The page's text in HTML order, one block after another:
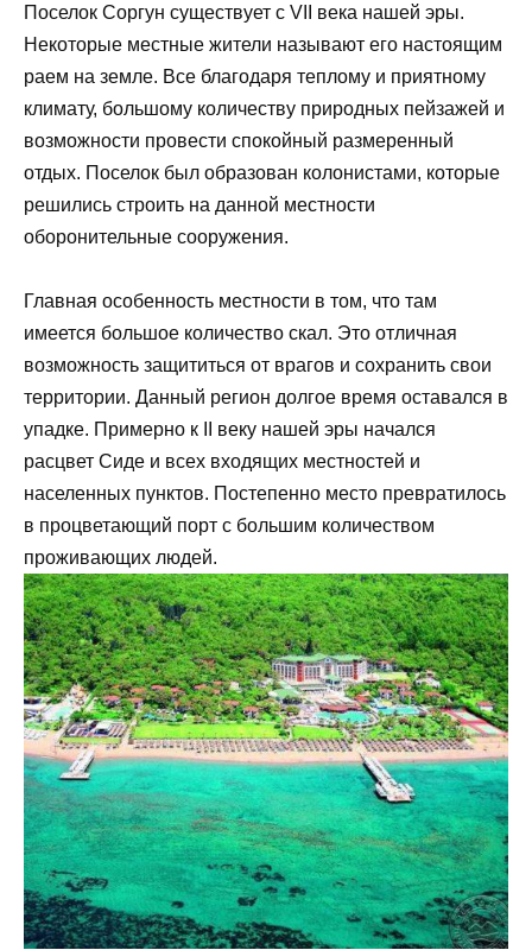
Поселок Соргун существует с VII века нашей эры.
Некоторые местные жители называют его настоящим
раем на земле. Все благодаря теплому и приятному
климату, большому количеству природных пейзажей и
возможности провести спокойный размеренный
отдых. Поселок был образован колонистами, которые
решились строить на данной местности
оборонительные сооружения.
Главная особенность местности в том, что там
имеется большое количество скал. Это отличная
возможность защититься от врагов и сохранить свои
территории. Данный регион долгое время оставался в
упадке. Примерно к II веку нашей эры начался
расцвет Сиде и всех входящих местностей и
населенных пунктов. Постепенно место превратилось
в процветающий порт с большим количеством
проживающих людей.